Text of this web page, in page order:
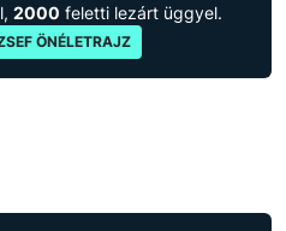
2000 feletti lezárt üggyel.
ÖNÉLETRAJZ